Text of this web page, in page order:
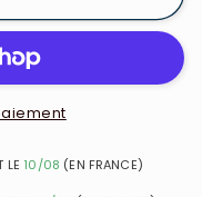
LE 10/08 (EN FRANCE)